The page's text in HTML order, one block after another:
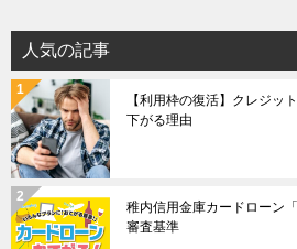
人気の記事
【利用枠の復活】クレジッ
下がる理由
稚内信用金庫カードローン
審査基準